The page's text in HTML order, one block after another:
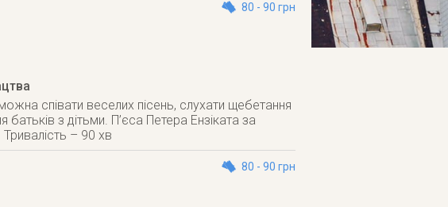
80 - 90 грн
співати веселих пісень, слухати щебетання
з дітьми. П’єса Петера Ензіката за
– 90 хв
80 - 90 грн